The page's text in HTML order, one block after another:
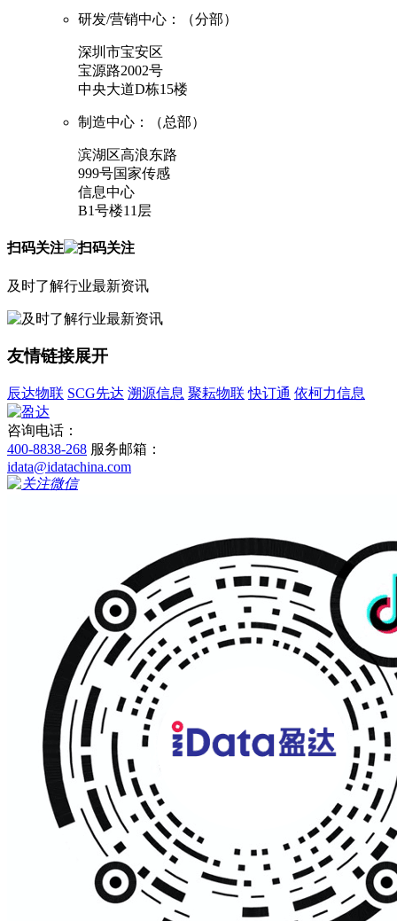
研发/营销中心：（分部）
深圳市宝安区
宝源路2002号
中央大道D栋15楼
制造中心：（总部）
滨湖区高浪东路
999号国家传感
信息中心
B1号楼11层
扫码关注
及时了解行业最新资讯
友情链接展开
辰达物联 SCG先达 溯源信息 聚耘物联 快订通 依柯力信息
咨询电话：
400-8838-268 服务邮箱：
idata@idatachina.com